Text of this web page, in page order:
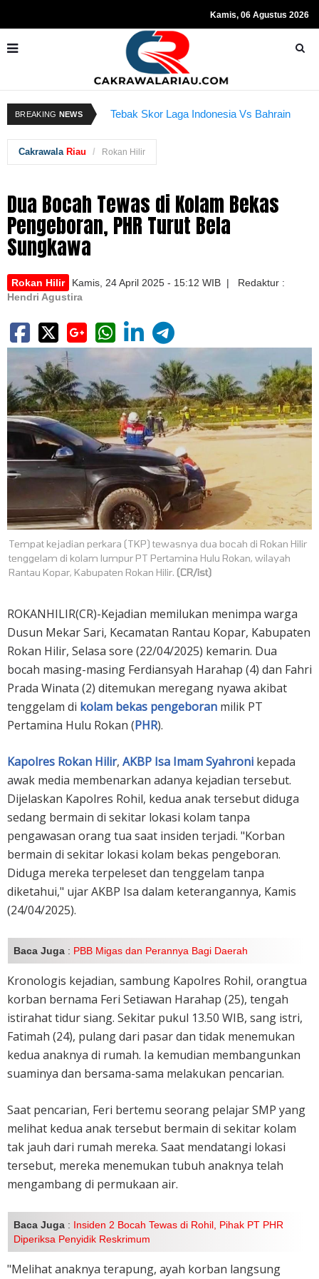
Kamis, 06 Agustus 2026
BREAKING NEWS
Tebak Skor Laga Indonesia Vs Bahrain
Resmi Ditahan KPK, Hasto Kristiyanto
Cakrawala Riau Rokan Hilir
Dua Bocah Tewas di Kolam Bekas
Pengeboran, PHR Turut Bela
Sungkawa
Rokan Hilir
Kamis, 24 April 2025 - 15:12 WIB | Redaktur :
Hendri Agustira
Tempat kejadian perkara (TKP) tewasnya dua bocah di Rokan Hilir
tenggelam di kolam lumpur PT Pertamina Hulu Rokan, wilayah
Rantau Kopar, Kabupaten Rokan Hilir. (CR/ist)
ROKANHILIR(CR)-Kejadian memilukan menimpa warga
Dusun Mekar Sari, Kecamatan Rantau Kopar, Kabupaten
Rokan Hilir, Selasa sore (22/04/2025) kemarin. Dua
bocah masing-masing Ferdiansyah Harahap (4) dan Fahri
Prada Winata (2) ditemukan meregang nyawa akibat
tenggelam di kolam bekas pengeboran milik PT
Pertamina Hulu Rokan (PHR).
Kapolres Rokan Hilir, AKBP Isa Imam Syahroni kepada
awak media membenarkan adanya kejadian tersebut.
Dijelaskan Kapolres Rohil, kedua anak tersebut diduga
sedang bermain di sekitar lokasi kolam tanpa
pengawasan orang tua saat insiden terjadi. "Korban
bermain di sekitar lokasi kolam bekas pengeboran.
Diduga mereka terpeleset dan tenggelam tanpa
diketahui," ujar AKBP Isa dalam keterangannya, Kamis
(24/04/2025).
Baca Juga : PBB Migas dan Perannya Bagi Daerah
Kronologis kejadian, sambung Kapolres Rohil, orangtua
korban bernama Feri Setiawan Harahap (25), tengah
istirahat tidur siang. Sekitar pukul 13.50 WIB, sang istri,
Fatimah (24), pulang dari pasar dan tidak menemukan
kedua anaknya di rumah. Ia kemudian membangunkan
suaminya dan bersama-sama melakukan pencarian.
Saat pencarian, Feri bertemu seorang pelajar SMP yang
melihat kedua anak tersebut bermain di sekitar kolam
tak jauh dari rumah mereka. Saat mendatangi lokasi
tersebut, mereka menemukan tubuh anaknya telah
mengambang di permukaan air.
Baca Juga : Insiden 2 Bocah Tewas di Rohil, Pihak PT PHR
Diperiksa Penyidik Reskrimum
"Melihat anaknya terapung, ayah korban langsung